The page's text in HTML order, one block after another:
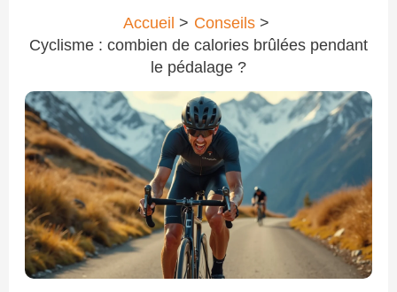
Accueil
Conseils
Cyclisme : combien de calories brûlées pendant
le pédalage ?